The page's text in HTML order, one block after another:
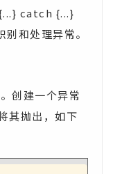
catch {...}
和处理异常。
创建一个异常
其抛出，如下